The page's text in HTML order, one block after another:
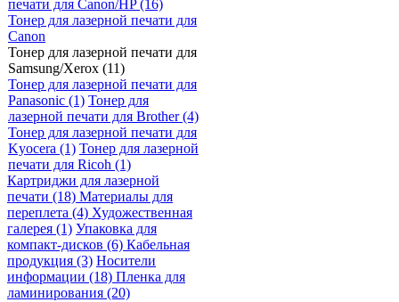
печати для Canon/HP (16)
Тонер для лазерной печати для
Canon
Тонер для лазерной печати для
Samsung/Xerox (11)
Тонер для лазерной печати для
Panasonic (1) Тонер для
лазерной печати для Brother (4)
Тонер для лазерной печати для
Kyocera (1) Тонер для лазерной
печати для Ricoh (1)
Картриджи для лазерной
печати (18) Материалы для
переплета (4) Художественная
галерея (1) Упаковка для
компакт-дисков (6) Кабельная
продукция (3) Носители
информации (18) Пленка для
ламинирования (20)